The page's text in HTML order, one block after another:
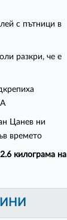
с пътници в
разкри, че е
Цанев ни
времето
килограма на